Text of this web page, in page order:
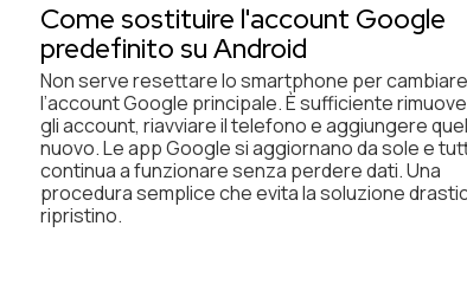
Come sostituire l'account Google
predefinito su Android
Non serve resettare lo smartphone per cambiare
l’account Google principale. È sufficiente
gli account, riavviare il telefono e aggiungere
nuovo. Le app Google si aggiornano da sole e
continua a funzionare senza perdere dati. Una
procedura semplice che evita la soluzione
ripristino.